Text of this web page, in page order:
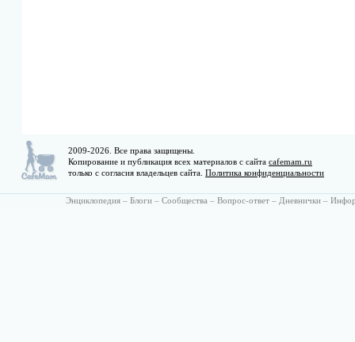
2009-2026. Все права защищены.
Копирование и публикация всех материалов с сайта cafemam.ru
только с согласия владельцев сайта. Политика конфиденциальности
Энциклопедия – Блоги – Сообщества – Вопрос-ответ – Дневнички –